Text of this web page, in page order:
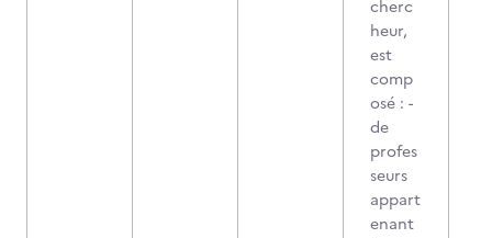
cherc
heur,
est
comp
osé : -
de
profes
seurs
appart
enant